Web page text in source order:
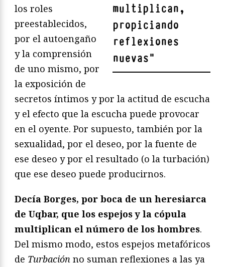
multiplican,
propiciando
reflexiones
nuevas"
los roles
preestablecidos,
por el autoengaño
y la comprensión
de uno mismo, por
la exposición de
secretos íntimos y por la actitud de escucha
y el efecto que la escucha puede provocar
en el oyente. Por supuesto, también por la
sexualidad, por el deseo, por la fuente de
ese deseo y por el resultado (o la turbación)
que ese deseo puede producirnos.
Decía Borges, por boca de un heresiarca
de Uqbar, que los espejos y la cópula
multiplican el número de los hombres.
Del mismo modo, estos espejos metafóricos
de Turbación no suman reflexiones a las ya